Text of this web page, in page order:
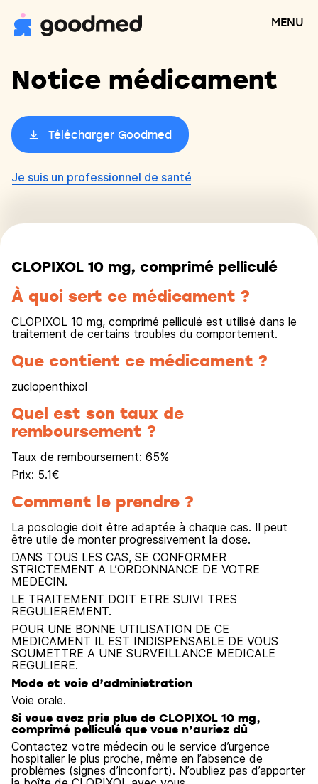
MENU
Notice médicament
Télécharger Goodmed
Je suis un professionnel de santé
CLOPIXOL 10 mg, comprimé pelliculé
À quoi sert ce médicament ?
CLOPIXOL 10 mg, comprimé pelliculé est utilisé dans le
traitement de certains troubles du comportement.
Que contient ce médicament ?
zuclopenthixol
Quel est son taux de
remboursement ?
Taux de remboursement: 65%
Prix: 5.1€
Comment le prendre ?
La posologie doit être adaptée à chaque cas. Il peut
être utile de monter progressivement la dose.
DANS TOUS LES CAS, SE CONFORMER
STRICTEMENT A L’ORDONNANCE DE VOTRE
MEDECIN.
LE TRAITEMENT DOIT ETRE SUIVI TRES
REGULIEREMENT.
POUR UNE BONNE UTILISATION DE CE
MEDICAMENT IL EST INDISPENSABLE DE VOUS
SOUMETTRE A UNE SURVEILLANCE MEDICALE
REGULIERE.
Mode et voie d’administration
Voie orale.
Si vous avez pris plus de CLOPIXOL 10 mg,
comprimé pelliculé que vous n’auriez dû
Contactez votre médecin ou le service d’urgence
hospitalier le plus proche, même en l’absence de
problèmes (signes d’inconfort). N’oubliez pas d’apporter